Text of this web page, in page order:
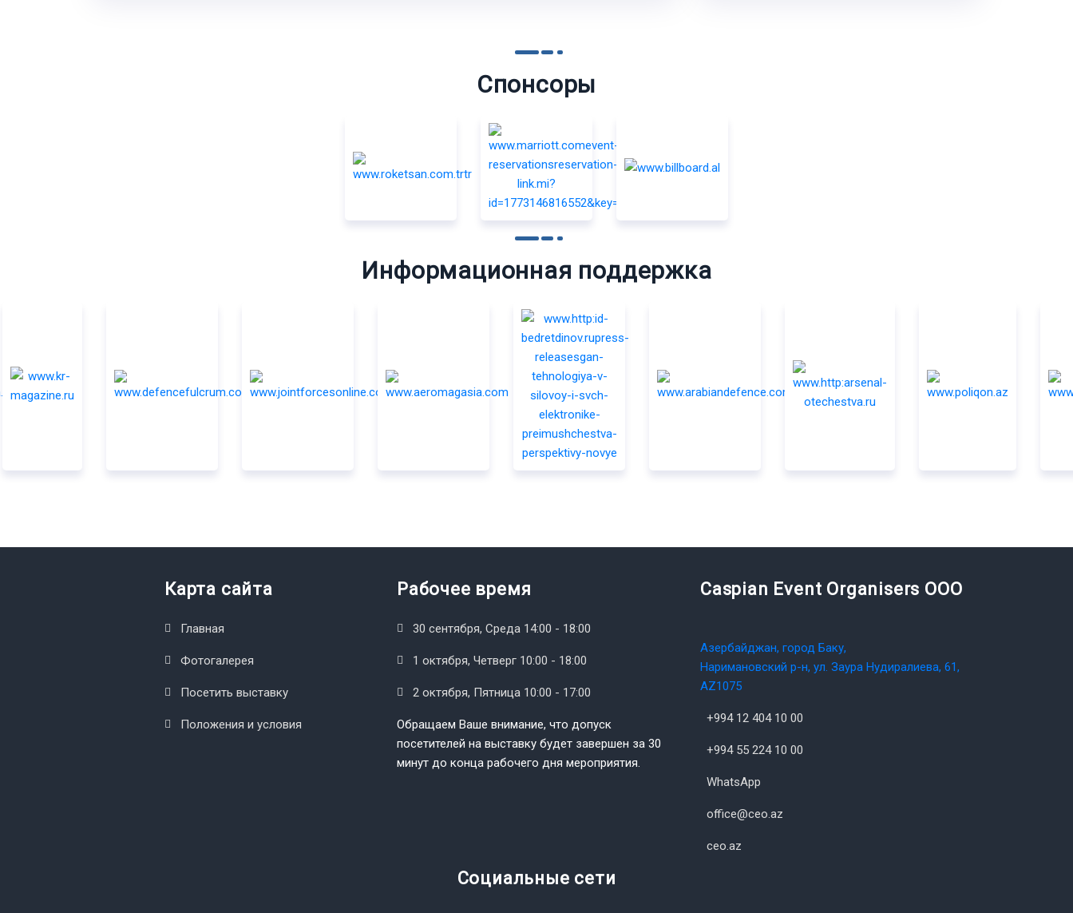
Спонсоры
Информационная поддержка
Карта сайта
Главная
Фотогалерея
Посетить выставку
Положения и условия
Рабочее время
30 сентября, Среда 14:00 - 18:00
1 октября, Четверг 10:00 - 18:00
2 октября, Пятница 10:00 - 17:00
Обращаем Ваше внимание, что допуск
посетителей на выставку будет завершен за 30
минут до конца рабочего дня мероприятия.
Caspian Event Organisers OOO
Азербайджан, город Баку,
Наримановский р-н, ул. Заура Нудиралиева, 61,
AZ1075
+994 12 404 10 00
+994 55 224 10 00
WhatsApp
office@ceo.az
ceo.az
Социальные сети